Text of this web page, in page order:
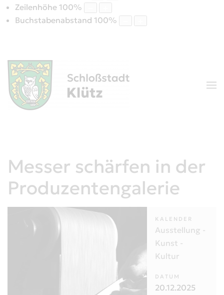
Zeilenhöhe 100%
Buchstabenabstand 100%
Messer schärfen in der
Produzentengalerie
KALENDER
Ausstellung -
Kunst -
Kultur
DATUM
20.12.2025